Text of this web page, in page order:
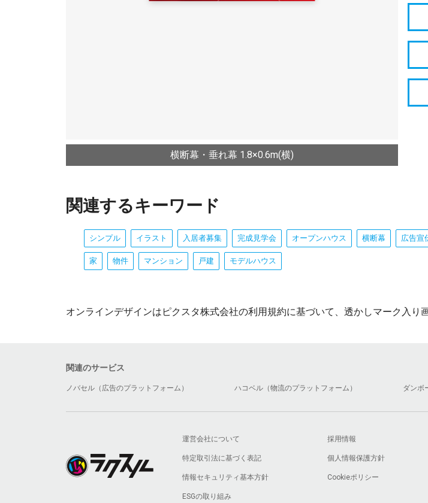
横断幕・垂れ幕 1.8×0.6m(横)
関連するキーワード
シンプル イラスト 入居者募集 完成見学会 オープンハウス 横断幕 広告宣
家 物件 マンション 戸建 モデルハウス
オンラインデザインはピクスタ株式会社の利用規約に基づいて、透かしマーク入り
関連のサービス
ノバセル（広告のプラットフォーム） ハコベル（物流のプラットフォーム） ダンボ
運営会社について 採用情報
特定取引法に基づく表記 個人情報保護方針
情報セキュリティ基本方針 Cookieポリシー
ESGの取り組み